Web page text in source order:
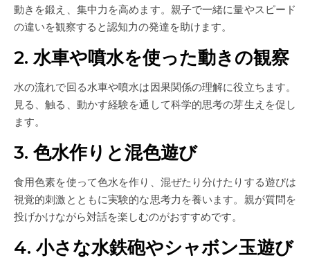
動きを鍛え、集中力を高めます。親子で一緒に量やスピード
の違いを観察すると認知力の発達を助けます。
2. 水車や噴水を使った動きの観察
水の流れで回る水車や噴水は因果関係の理解に役立ちます。
見る、触る、動かす経験を通して科学的思考の芽生えを促し
ます。
3. 色水作りと混色遊び
食用色素を使って色水を作り、混ぜたり分けたりする遊びは
視覚的刺激とともに実験的な思考力を養います。親が質問を
投げかけながら対話を楽しむのがおすすめです。
4. 小さな水鉄砲やシャボン玉遊び